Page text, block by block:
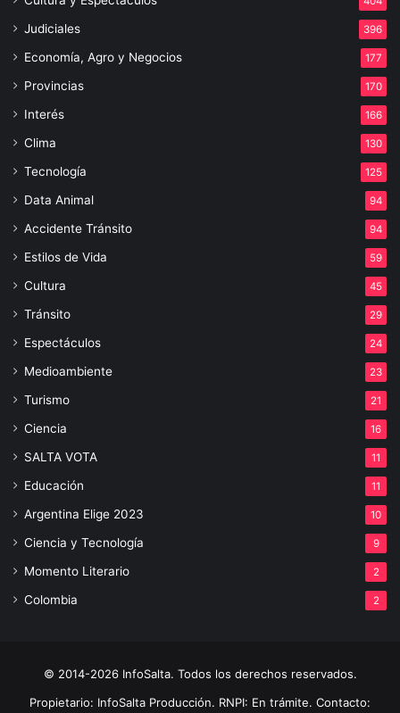
Judiciales 396
Economía, Agro y Negocios 177
Provincias 170
Interés 166
Clima 130
Tecnología 125
Data Animal 94
Accidente Tránsito 94
Estilos de Vida 59
Cultura 45
Tránsito 29
Espectáculos 24
Medioambiente 23
Turismo 21
Ciencia 16
SALTA VOTA 11
Educación 11
Argentina Elige 2023 10
Ciencia y Tecnología 9
Momento Literario 2
Colombia 2
© 2014-2026 InfoSalta. Todos los derechos reservados.
Propietario: InfoSalta Producción. RNPI: En trámite. Contacto: